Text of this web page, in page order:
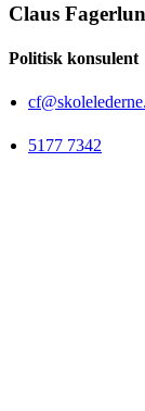
Claus
Politisk konsulent
5177 7342